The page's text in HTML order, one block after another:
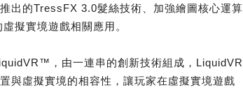
出的TressFX 3.0髮絲技術、加強繪圖核心運算
擬實境遊戲相關應用。
，由一連串的創新技術組成，LiquidVR
與虛擬實境的相容性，讓玩家在虛擬實境遊戲